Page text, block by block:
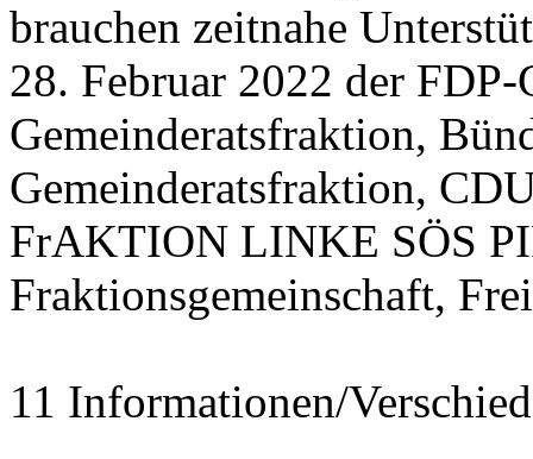
brauchen zeitnahe
28. Februar 2022 der
Gemeinderatsfraktion,
Gemeinderatsfraktion,
FrAKTION LINKE SÖS
Fraktionsgemeinschaft,
11 Informationen/